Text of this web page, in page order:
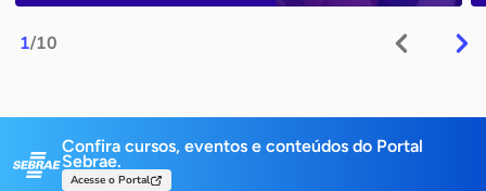
1/10
Confira cursos, eventos e conteúdos do Portal
Sebrae.
Acesse o Portal